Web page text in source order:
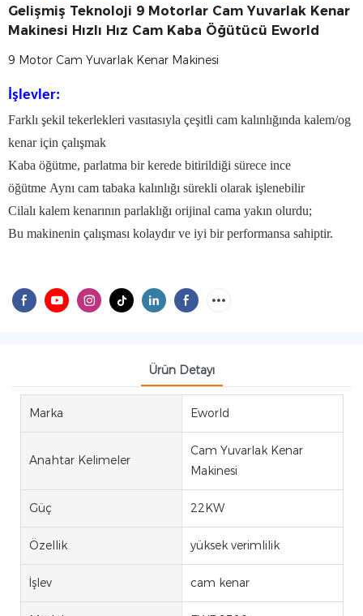
Gelişmiş Teknoloji 9 Motorlar Cam Yuvarlak Kenar
Makinesi Hızlı Hız Cam Kaba Öğütücü Eworld
9 Motor Cam Yuvarlak Kenar Makinesi
İşlevler:
Farklı şekil tekerlekleri vasıtasıyla çeşitli cam kalınlığında kalem/og
kenar için çalışmak
Kaba öğütme, parlatma bir kerede bitirildiği sürece ince
öğütme Aynı cam tabaka kalınlığı sürekli olarak işlenebilir
Cilalı kalem kenarının parlaklığı orijinal cama yakın olurdu;
Bu makinenin çalışması kolaydır ve iyi bir performansa sahiptir.
Ürün Detayı
Marka Eworld
Anahtar Kelimeler
Cam Yuvarlak Kenar
Makinesi
Güç 22KW
Özellik yüksek verimlilik
İşlev cam kenar